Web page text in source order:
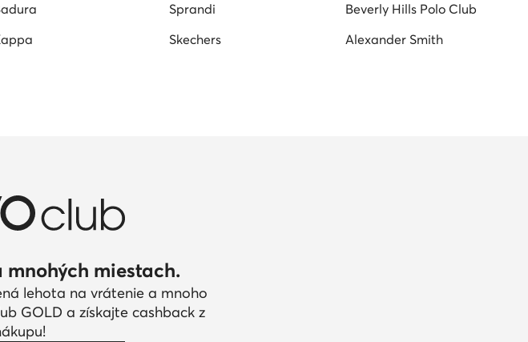
Sprandi
Beverly Hills Polo Club
Skechers
Alexander Smith
miestach.
lehota na vrátenie a mnoho
GOLD a získajte cashback z